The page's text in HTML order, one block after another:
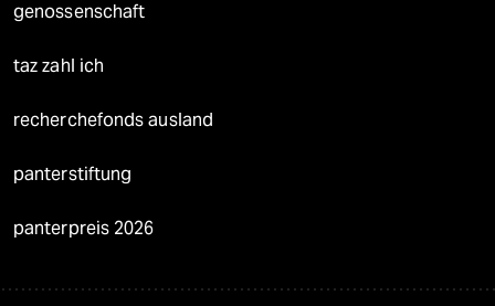
genossenschaft
taz zahl ich
recherchefonds ausland
panterstiftung
panterpreis 2026